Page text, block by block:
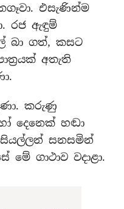
එසැණින්ම
රජ ඇඳුම්
බා ගත්, කසට
අතැති
කරුණු
දෙනෙක් හඬා
සියල්ලන් සනසමින්
ගාථාව වදාළා.